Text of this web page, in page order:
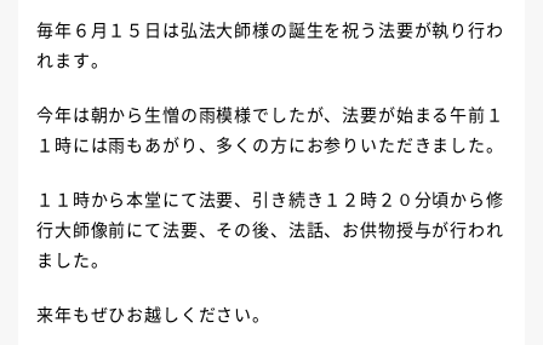
毎年６月１５日は弘法大師様の誕生を祝う法要が執り行わ
れます。
今年は朝から生憎の雨模様でしたが、法要が始まる午前１
１時には雨もあがり、多くの方にお参りいただきました。
１１時から本堂にて法要、引き続き１２時２０分頃から修
行大師像前にて法要、その後、法話、お供物授与が行われ
ました。
来年もぜひお越しください。